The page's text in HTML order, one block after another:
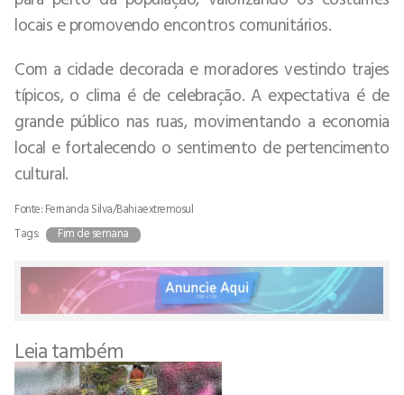
locais e promovendo encontros comunitários.
Com a cidade decorada e moradores vestindo trajes
típicos, o clima é de celebração. A expectativa é de
grande público nas ruas, movimentando a economia
local e fortalecendo o sentimento de pertencimento
cultural.
Fonte: Fernanda Silva/Bahiaextremosul
Tags:
Fim de semana
Leia também